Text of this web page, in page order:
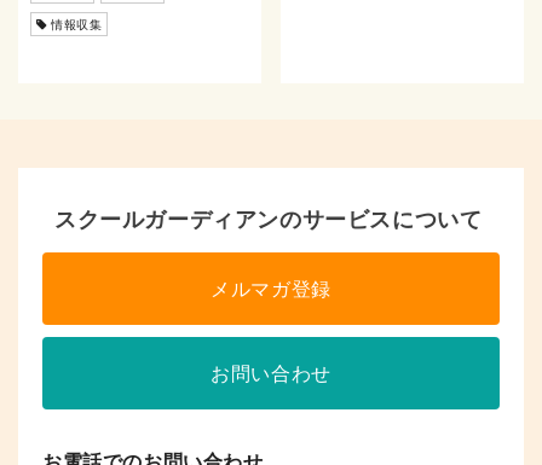
情報収集
スクールガーディアンのサービスについて
メルマガ登録
お問い合わせ